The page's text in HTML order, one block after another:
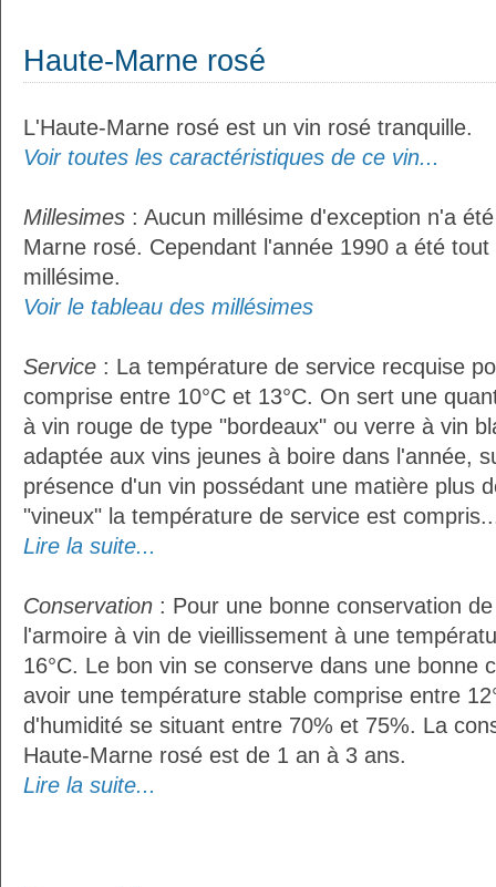
Haute-Marne rosé
L'Haute-Marne rosé est un vin rosé tranquille.
Voir toutes les caractéristiques de ce vin...
Millesimes : Aucun millésime d'exception n'a
Marne rosé. Cependant l'année 1990 a été
millésime.
Voir le tableau des millésimes
Service : La température de service recquise
comprise entre 10°C et 13°C. On sert une
à vin rouge de type "bordeaux" ou verre à vin
adaptée aux vins jeunes à boire dans l'année,
présence d'un vin possédant une matière plus
"vineux" la température de service est
Lire la suite...
Conservation : Pour une bonne conservation
l'armoire à vin de vieillissement à une
16°C. Le bon vin se conserve dans une bonne
avoir une température stable comprise entre
d'humidité se situant entre 70% et 75%. La
Haute-Marne rosé est de 1 an à 3 ans.
Lire la suite...